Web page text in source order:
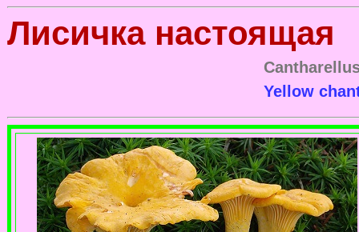
Лисичка настоящая
Yellow